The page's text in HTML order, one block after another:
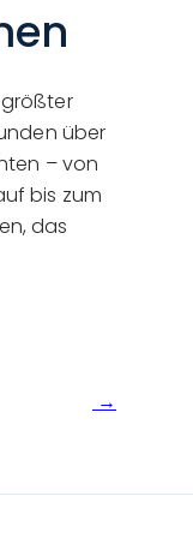
über
– von
bis zum
das